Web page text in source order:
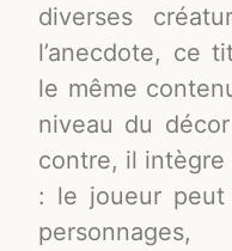
diverses
l’anecdote, ce
le même
niveau du
contre, il
: le joueur peut